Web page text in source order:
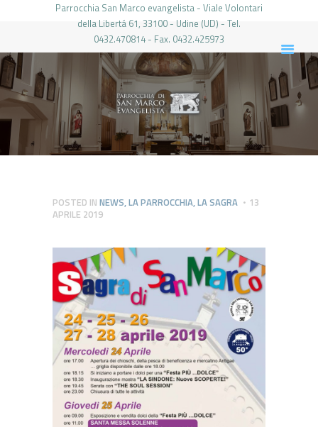
Parrocchia San Marco evangelista - Viale Volontari
della Libertá 61, 33100 - Udine (UD) - Tel.
0432.470814 - Fax. 0432.425973
PARROCCHIA DI SAN MARCO UDINE
HOME
LA PARROCCHIA
IL PARROCO
LE ATTIVITÀ
PIERABECH
FOTO E VIDEO
CONTATTI
LOGIN
POSTED IN NEWS,LA PARROCCHIA,LA SAGRA
13
APRILE 2019